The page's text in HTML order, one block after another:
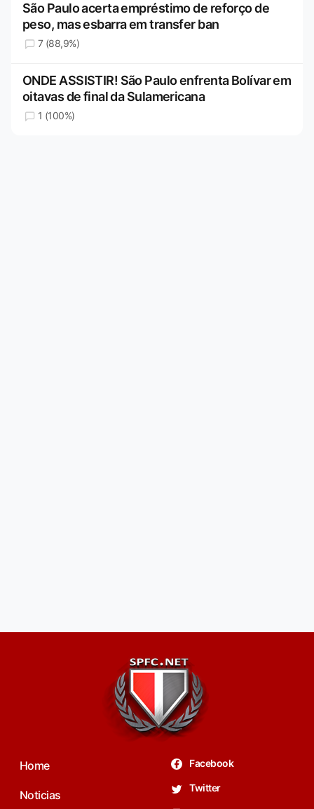
São Paulo acerta empréstimo de reforço de
peso, mas esbarra em transfer ban
7 (88,9%)
ONDE ASSISTIR! São Paulo enfrenta Bolívar em
oitavas de final da Sulamericana
1 (100%)
Home
Noticias
Facebook
Twitter